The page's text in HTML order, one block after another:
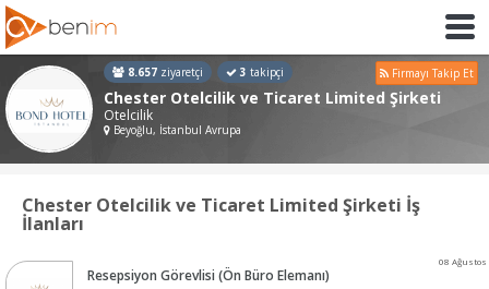
8.657 ziyaretçi 3 takipçi Firmayı Takip Et
Chester Otelcilik ve Ticaret Limited Şirketi
Otelcilik
Beyoğlu, İstanbul Avrupa
Chester Otelcilik ve Ticaret Limited Şirketi İş
İlanları
08 Ağustos
Resepsiyon Görevlisi (Ön Büro Elemanı)